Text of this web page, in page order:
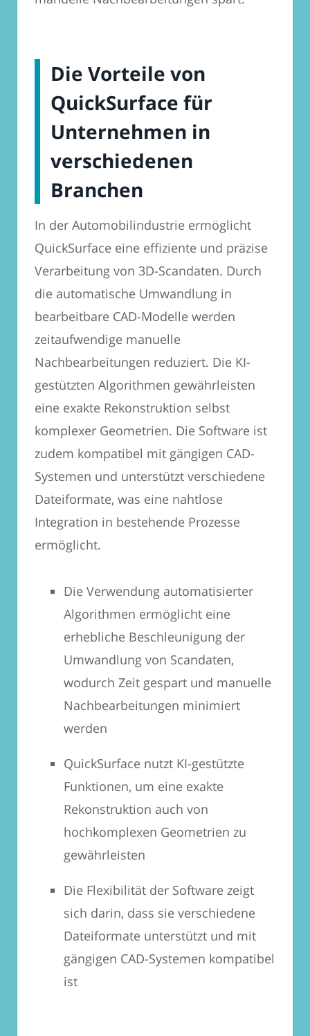
Die Vorteile von
QuickSurface für
Unternehmen in
verschiedenen
Branchen
In der Automobilindustrie ermöglicht
QuickSurface eine effiziente und präzise
Verarbeitung von 3D-Scandaten. Durch
die automatische Umwandlung in
bearbeitbare CAD-Modelle werden
zeitaufwendige manuelle
Nachbearbeitungen reduziert. Die KI-
gestützten Algorithmen gewährleisten
eine exakte Rekonstruktion selbst
komplexer Geometrien. Die Software ist
zudem kompatibel mit gängigen CAD-
Systemen und unterstützt verschiedene
Dateiformate, was eine nahtlose
Integration in bestehende Prozesse
ermöglicht.
Die Verwendung automatisierter
Algorithmen ermöglicht eine
erhebliche Beschleunigung der
Umwandlung von Scandaten,
wodurch Zeit gespart und manuelle
Nachbearbeitungen minimiert
werden
QuickSurface nutzt KI-gestützte
Funktionen, um eine exakte
Rekonstruktion auch von
hochkomplexen Geometrien zu
gewährleisten
Die Flexibilität der Software zeigt
sich darin, dass sie verschiedene
Dateiformate unterstützt und mit
gängigen CAD-Systemen kompatibel
ist